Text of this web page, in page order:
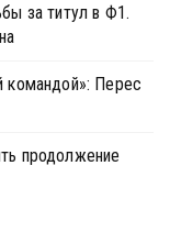
за титул в Ф1.
командой»: Перес
продолжение